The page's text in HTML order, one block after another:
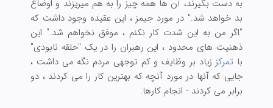
به دست بگیرند، آن ها همه چیز را به هم میریزند و اوضاع
بد خواهد شد." در مورد جیمز ، این عقیده وجود داشت که
"اگر من به این شدت کار نکنم ، موفق نخواهم شد." این
ذهنیت های محدود ، این رهبران را در یک "حلقه نابودی"
با تمرکز زیاد بر وظایف و کم توجهی مردم نگه می داشت ،
جایی که آنها در مورد آنچه که بهترین کار را می کردند ، دو
برابر می کردند - انجام کارها.